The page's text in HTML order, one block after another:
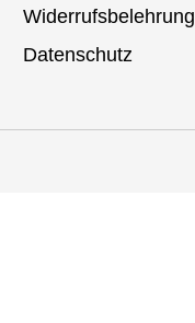
Widerrufsbelehrung
Datenschutz